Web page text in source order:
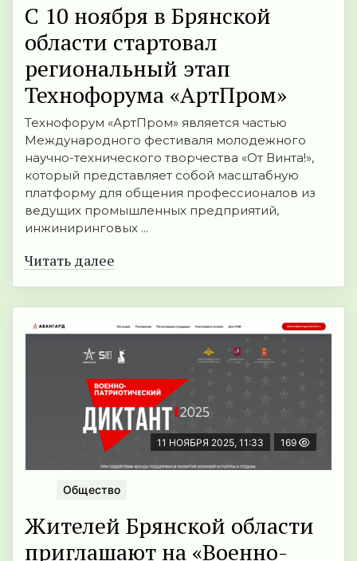
С 10 ноября в Брянской
области стартовал
региональный этап
Технофорума «АртПром»
Технофорум «АртПром» является частью
Международного фестиваля молодежного
научно-технического творчества «От Винта!»,
который представляет собой масштабную
платформу для общения профессионалов из
ведущих промышленных предприятий,
инжиниринговых ...
Читать далее
11 НОЯБРЯ 2025, 11:33 169
Общество
Жителей Брянской области
приглашают на «Военно-